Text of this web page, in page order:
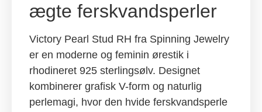
ægte ferskvandsperler
Victory Pearl Stud RH fra Spinning Jewelry
er en moderne og feminin ørestik i
rhodineret 925 sterlingsølv. Designet
kombinerer grafisk V-form og naturlig
perlemagi, hvor den hvide ferskvandsperle